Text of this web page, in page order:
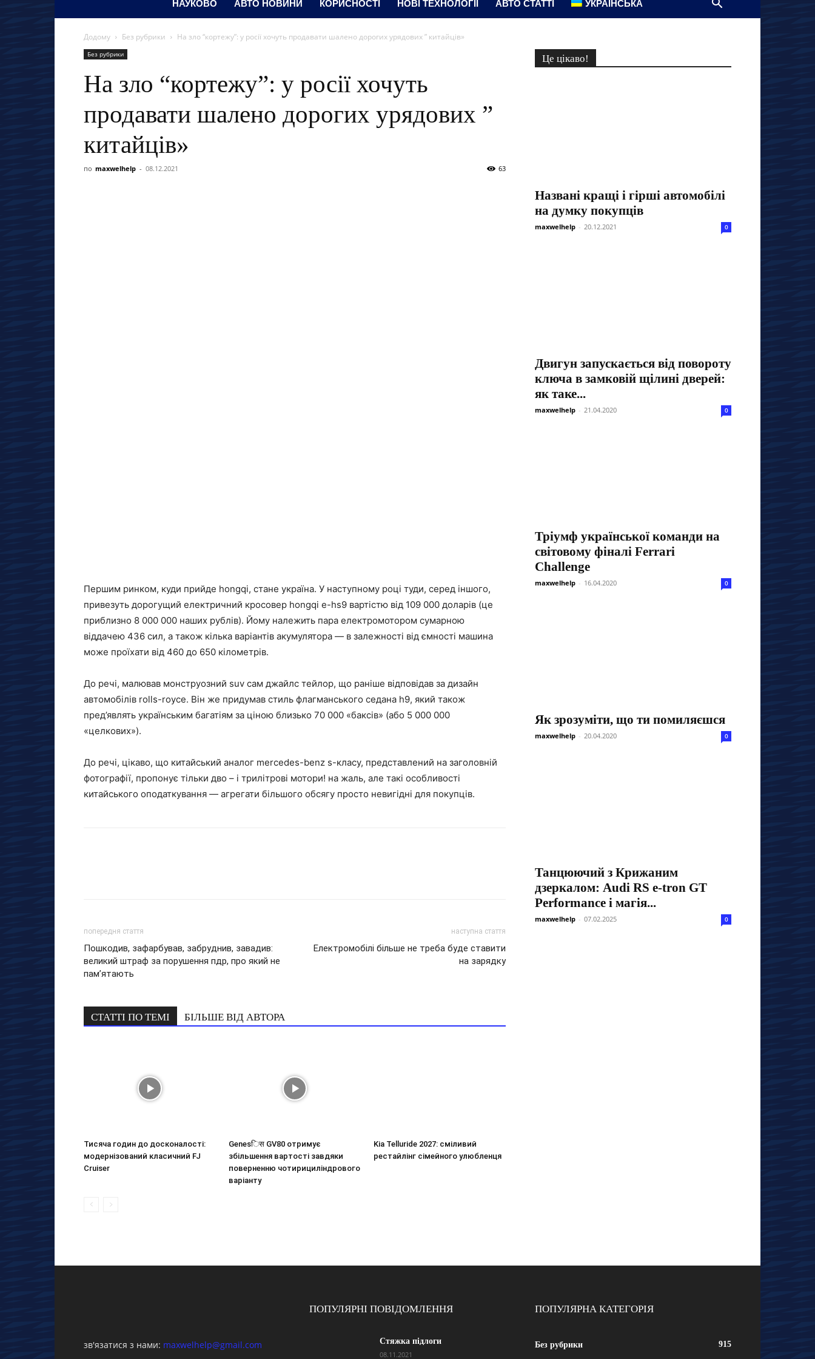
НАУКОВО АВТО НОВИНИ КОРИСНОСТІ НОВІ ТЕХНОЛОГІЇ АВТО СТАТТІ УКРАЇНСЬКА
Додому Без рубрики На зло “кортежу”: у росії хочуть продавати шалено дорогих урядових ” китайців»
Без рубрики
На зло “кортежу”: у росії хочуть
продавати шалено дорогих урядових ”
китайців»
по maxwelhelp - 08.12.2021 63
Першим ринком, куди прийде hongqi, стане україна. У наступному році туди, серед іншого,
привезуть дорогущий електричний кросовер hongqi e-hs9 вартістю від 109 000 доларів (це
приблизно 8 000 000 наших рублів). Йому належить пара електромотором сумарною
віддачею 436 сил, а також кілька варіантів акумулятора — в залежності від ємності машина
може проїхати від 460 до 650 кілометрів.
До речі, малював монструозний suv сам джайлс тейлор, що раніше відповідав за дизайн
автомобілів rolls-royce. Він же придумав стиль флагманського седана h9, який також
пред’являть українським багатіям за ціною близько 70 000 «баксів» (або 5 000 000
«целкових»).
До речі, цікаво, що китайський аналог mercedes-benz s-класу, представлений на заголовній
фотографії, пропонує тільки дво – і трилітрові мотори! на жаль, але такі особливості
китайського оподаткування — агрегати більшого обсягу просто невигідні для покупців.
попередня стаття
Пошкодив, зафарбував, забруднив, завадив:
великий штраф за порушення пдр, про який не
пам’ятають
наступна стаття
Електромобілі більше не треба буде ставити
на зарядку
СТАТТІ ПО ТЕМІ БІЛЬШЕ ВІД АВТОРА
Тисяча годин до досконалості:
модернізований класичний FJ
Cruiser
Genesिस GV80 отримує
збільшення вартості завдяки
поверненню чотирициліндрового
варіанту
Kia Telluride 2027: сміливий
рестайлінг сімейного улюбленця
Це цікаво!
Названі кращі і гірші автомобілі
на думку покупців
maxwelhelp - 20.12.2021 0
Двигун запускається від повороту
ключа в замковій щілині дверей:
як таке...
maxwelhelp - 21.04.2020 0
Тріумф української команди на
світовому фіналі Ferrari
Challenge
maxwelhelp - 16.04.2020 0
Як зрозуміти, що ти помиляєшся
maxwelhelp - 20.04.2020 0
Танцюючий з Крижаним
дзеркалом: Audi RS e-tron GT
Performance і магія...
maxwelhelp - 07.02.2025 0
зв'язатися з нами: maxwelhelp@gmail.com
ПОПУЛЯРНІ ПОВІДОМЛЕННЯ
Стяжка підлоги
08.11.2021
ПОПУЛЯРНА КАТЕГОРІЯ
Без рубрики 915